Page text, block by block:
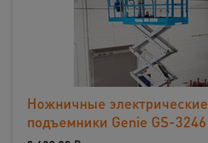
Ножничные электрические
подъемники Genie GS-3246